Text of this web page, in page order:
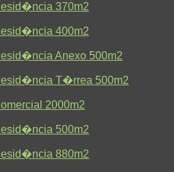
370m2
400m2
Anexo 500m2
T�rrea 500m2
2000m2
500m2
880m2